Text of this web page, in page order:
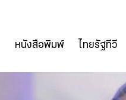
หนังสือพิมพ์ ไทยรัฐทีวี